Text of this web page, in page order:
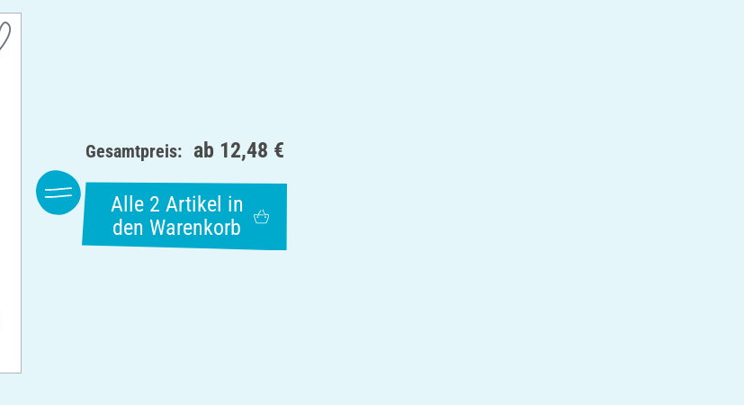
Gesamtpreis: ab 12,48 €
Alle 2 Artikel in
den Warenkorb